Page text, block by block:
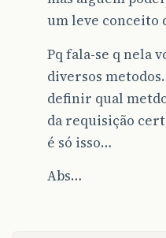
um leve conceito
Pq fala-se q nela
diversos
definir qual
da requisição
é só isso…
Abs…